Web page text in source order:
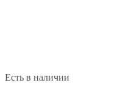
Есть в наличии